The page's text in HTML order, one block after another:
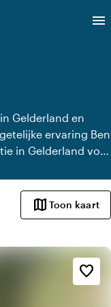
menu
Gelderland en
ervaring Ben
in Gelderland voor
Gelderland
Van
parken en
map Toon kaart
favorite_border
Sfeer en esthetiek
factory
Industrieel